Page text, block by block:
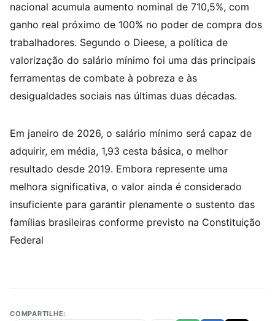
nacional acumula aumento nominal de 710,5%, com
ganho real próximo de 100% no poder de compra dos
trabalhadores. Segundo o Dieese, a política de
valorização do salário mínimo foi uma das principais
ferramentas de combate à pobreza e às
desigualdades sociais nas últimas duas décadas.
Em janeiro de 2026, o salário mínimo será capaz de
adquirir, em média, 1,93 cesta básica, o melhor
resultado desde 2019. Embora represente uma
melhora significativa, o valor ainda é considerado
insuficiente para garantir plenamente o sustento das
famílias brasileiras conforme previsto na Constituição
Federal
COMPARTILHE: